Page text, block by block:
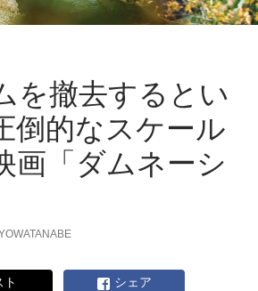
要！
東
と
佐々
木
俊
尚
が
を撤去するとい
倒的なスケール
画「ダムネーシ
シェア